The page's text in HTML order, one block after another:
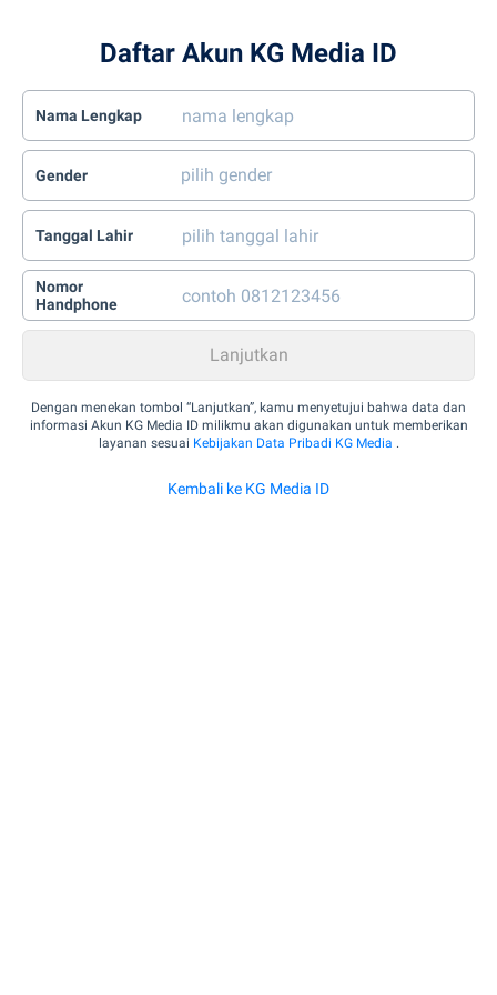
Daftar Akun KG Media ID
Nama Lengkap
Gender
Tanggal Lahir
Nomor
Handphone
Dengan menekan tombol “Lanjutkan”, kamu menyetujui bahwa data dan
informasi Akun KG Media ID milikmu akan digunakan untuk memberikan
layanan sesuai Kebijakan Data Pribadi KG Media .
Kembali ke KG Media ID